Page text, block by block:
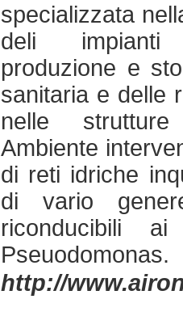
specializzata
deli impianti
produzione e
sanitaria e delle
nelle
Ambiente
di reti idriche
di vario
riconducibili
Pseuodomonas.
http://